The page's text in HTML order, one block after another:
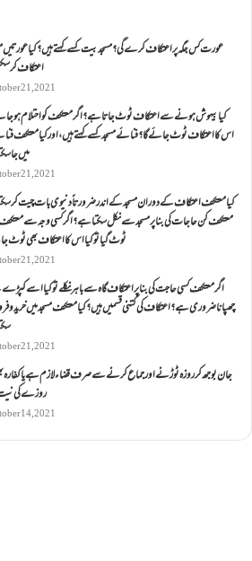
عورت کس جگہ پر اعتکاف کرے گی؟مسجد بیت کسے کہتے ہیں؟کیا عورتیں
اعتکاف کر
21, 2021
کیا بیہوش ہونے سے اعتکاف ٹوٹ جاتا ہے؟ اگر معتکف کو احتلام ہو
اس کا اعتکاف ٹوٹ جائے گا؟فنائے مسجد کسے کہتے ہیں ، اور کیا معتکف
میں جا
21, 2021
کیا معتکف اعتکاف کے دوران مسجد کے اندر ضرورتاً دنیوی بات چیت کر
معتکف کن حاجات کی بنا پر مسجد سے نکل سکتا ہے؟ اگر کسی وجہ سے معتکف
ٹوٹ گیا تو کیا اس کا اعتکاف بھی ٹوٹ
21, 2021
اگر معتکف کسی حاجت کی بنا پر اعتکاف گاہ سے باہر نکلے تو کیا اسے
چھپانا ضروری ہے؟اعتکاف کی کتنی قسمیں ہیں؟کیا معتکف مسجد میں خرید و
21, 2021
جان بوجھ کر روزہ ٹوڑنے اور جماع کرنے سے صرف قضاء لازم ہے یا کفارہ
روزے کی
14, 2021